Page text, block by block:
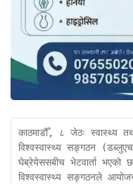
काठमाडौँ, ८ जेठः स्वास्थ्य
विश्वस्वास्थ्य सङ्गठन
घेब्रेयेससबीच भेटवार्ता भएको
विश्वस्वास्थ्य सङ्गठनले